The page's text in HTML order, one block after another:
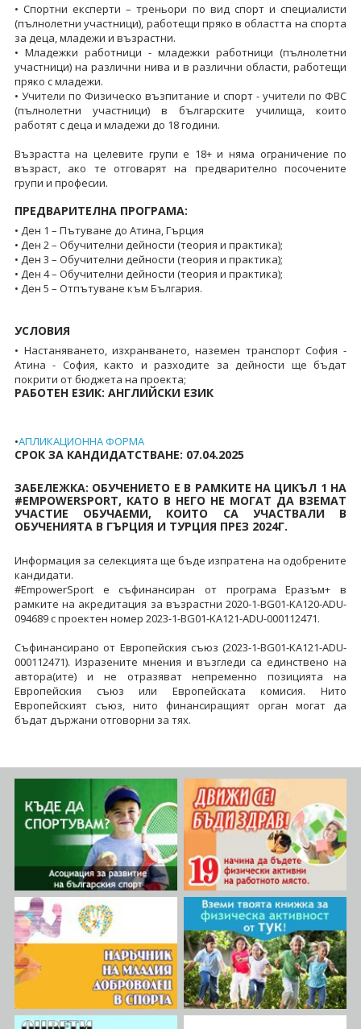
• Спортни експерти – треньори по вид спорт и специалисти
(пълнолетни участници), работещи пряко в областта на спорта
за деца, младежи и възрастни.
• Младежки работници - младежки работници (пълнолетни
участници) на различни нива и в различни области, работещи
пряко с младежи.
• Учители по Физическо възпитание и спорт - учители по ФВС
(пълнолетни участници) в българските училища, които
работят с деца и младежи до 18 години.
Възрастта на целевите групи е 18+ и няма ограничение по
възраст, ако те отговарят на предварително посочените
групи и професии.
ПРЕДВАРИТЕЛНА ПРОГРАМА:
• Ден 1 – Пътуване до Атина, Гърция
• Ден 2 – Обучителни дейности (теория и практика);
• Ден 3 – Обучителни дейности (теория и практика);
• Ден 4 – Обучителни дейности (теория и практика);
• Ден 5 – Отпътуване към България.
УСЛОВИЯ
• Настаняването, изхранването, наземен транспорт София -
Атина - София, както и разходите за дейности ще бъдат
покрити от бюджета на проекта;
РАБОТЕН ЕЗИК: АНГЛИЙСКИ ЕЗИК
•АПЛИКАЦИОННА ФОРМА
СРОК ЗА КАНДИДАТСТВАНЕ: 07.04.2025
ЗАБЕЛЕЖКА: ОБУЧЕНИЕТО Е В РАМКИТЕ НА ЦИКЪЛ 1 НА
#EMPOWERSPORT, КАТО В НЕГО НЕ МОГАТ ДА ВЗЕМАТ
УЧАСТИЕ ОБУЧАЕМИ, КОИТО СА УЧАСТВАЛИ В
ОБУЧЕНИЯТА В ГЪРЦИЯ И ТУРЦИЯ ПРЕЗ 2024Г.
Информация за селекцията ще бъде изпратена на одобрените
кандидати.
#EmpowerSport е съфинансиран от програма Еразъм+ в
рамките на акредитация за възрастни 2020-1-BG01-KA120-ADU-
094689 с проектен номер 2023-1-BG01-KA121-ADU-000112471.
Съфинансирано от Европейския съюз (2023-1-BG01-KA121-ADU-
000112471). Изразените мнения и възгледи са единствено на
автора(ите) и не отразяват непременно позицията на
Европейския съюз или Европейската комисия. Нито
Европейският съюз, нито финансиращият орган могат да
бъдат държани отговорни за тях.